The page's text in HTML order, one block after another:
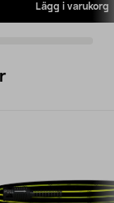
Lägg i varukorg